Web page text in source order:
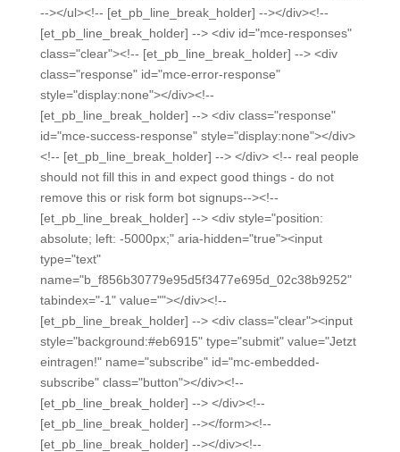
--></ul><!-- [et_pb_line_break_holder] --></div><!--
[et_pb_line_break_holder] --> <div id="mce-responses"
class="clear"><!-- [et_pb_line_break_holder] --> <div
class="response" id="mce-error-response"
style="display:none"></div><!--
[et_pb_line_break_holder] --> <div class="response"
id="mce-success-response" style="display:none"></div>
<!-- [et_pb_line_break_holder] --> </div> <!-- real people
should not fill this in and expect good things - do not
remove this or risk form bot signups--><!--
[et_pb_line_break_holder] --> <div style="position:
absolute; left: -5000px;" aria-hidden="true"><input
type="text"
name="b_f856b30779e95d5f3477e695d_02c38b9252"
tabindex="-1" value=""></div><!--
[et_pb_line_break_holder] --> <div class="clear"><input
style="background:#eb6915" type="submit" value="Jetzt
eintragen!" name="subscribe" id="mc-embedded-
subscribe" class="button"></div><!--
[et_pb_line_break_holder] --> </div><!--
[et_pb_line_break_holder] --></form><!--
[et_pb_line_break_holder] --></div><!--